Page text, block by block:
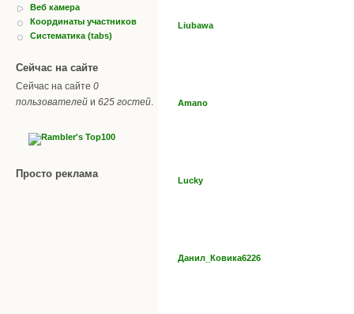
Веб камера
Координаты участников
Систематика (tabs)
Сейчас на сайте
Сейчас на сайте 0
пользователей и 625 гостей
Просто реклама
Liubawa
Amano
Lucky
Данил_Ковика6226